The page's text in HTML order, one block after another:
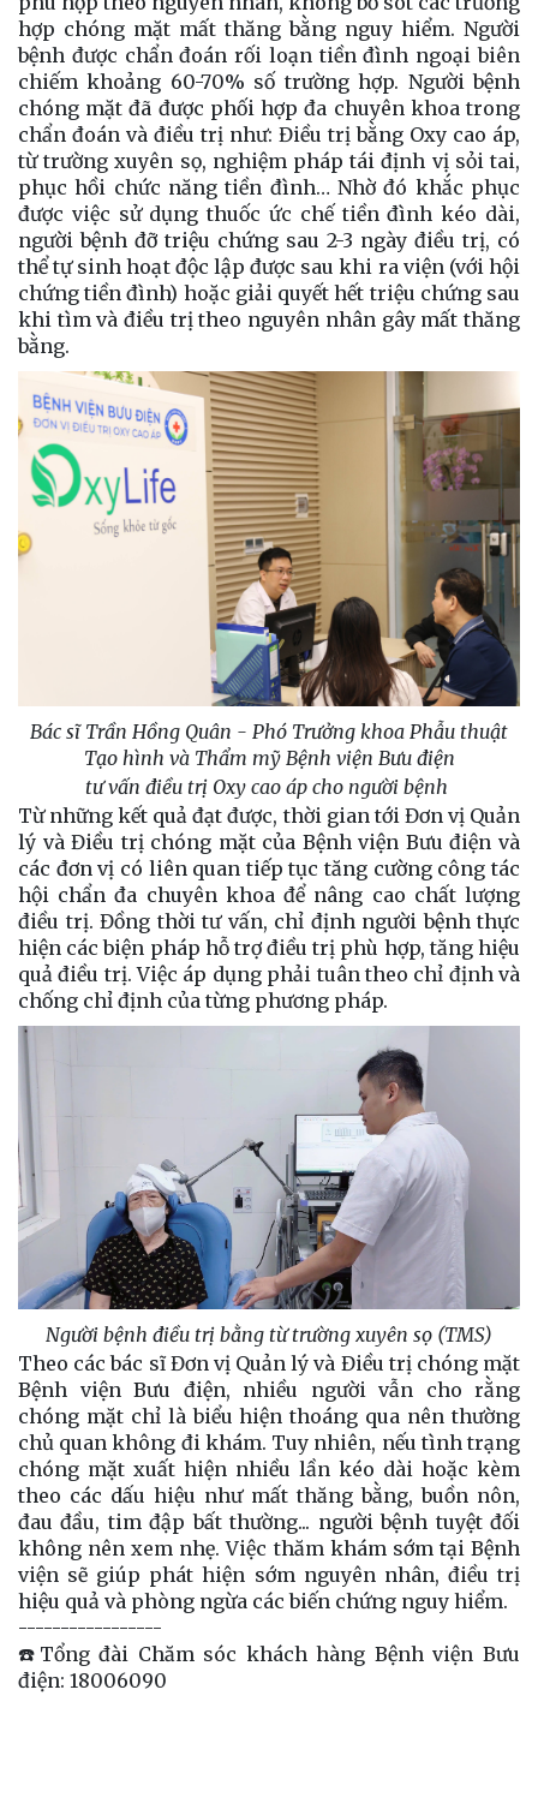
hợp chóng mặt mất thăng bằng nguy hiểm. Người
bệnh được chẩn đoán rối loạn tiền đình ngoại biên
chiếm khoảng 60-70% số trường hợp. Người bệnh
chóng mặt đã được phối hợp đa chuyên khoa trong
chẩn đoán và điều trị như: Điều trị bằng Oxy cao áp,
từ trường xuyên sọ, nghiệm pháp tái định vị sỏi tai,
phục hồi chức năng tiền đình… Nhờ đó khắc phục
được việc sử dụng thuốc ức chế tiền đình kéo dài,
người bệnh đỡ triệu chứng sau 2-3 ngày điều trị, có
thể tự sinh hoạt độc lập được sau khi ra viện (với hội
chứng tiền đình) hoặc giải quyết hết triệu chứng sau
khi tìm và điều trị theo nguyên nhân gây mất thăng
bằng.
Bác sĩ Trần Hồng Quân - Phó Trưởng khoa Phẫu thuật
Tạo hình và Thẩm mỹ Bệnh viện Bưu điện
tư vấn điều trị Oxy cao áp cho người bệnh
Từ những kết quả đạt được, thời gian tới Đơn vị Quản
lý và Điều trị chóng mặt của Bệnh viện Bưu điện và
các đơn vị có liên quan tiếp tục tăng cường công tác
hội chẩn đa chuyên khoa để nâng cao chất lượng
điều trị. Đồng thời tư vấn, chỉ định người bệnh thực
hiện các biện pháp hỗ trợ điều trị phù hợp, tăng hiệu
quả điều trị. Việc áp dụng phải tuân theo chỉ định và
chống chỉ định của từng phương pháp.
Người bệnh điều trị bằng từ trường xuyên sọ (TMS)
Theo các bác sĩ Đơn vị Quản lý và Điều trị chóng mặt
Bệnh viện Bưu điện, nhiều người vẫn cho rằng
chóng mặt chỉ là biểu hiện thoáng qua nên thường
chủ quan không đi khám. Tuy nhiên, nếu tình trạng
chóng mặt xuất hiện nhiều lần kéo dài hoặc kèm
theo các dấu hiệu như mất thăng bằng, buồn nôn,
đau đầu, tim đập bất thường... người bệnh tuyệt đối
không nên xem nhẹ. Việc thăm khám sớm tại Bệnh
viện sẽ giúp phát hiện sớm nguyên nhân, điều trị
hiệu quả và phòng ngừa các biến chứng nguy hiểm.
-----------------
☎️Tổng đài Chăm sóc khách hàng Bệnh viện Bưu
điện: 18006090